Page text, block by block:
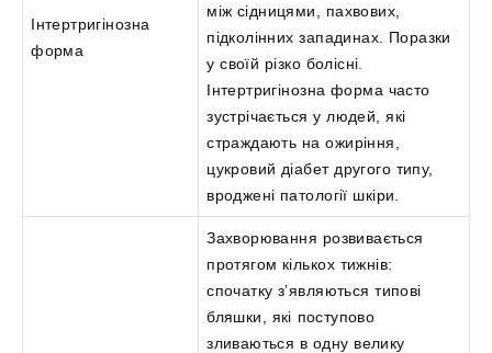
Інтертригінозна
форма
між сідницями, пахвових,
підколінних западинах. Поразки
у своїй різко болісні.
Інтертригінозна форма часто
зустрічається у людей, які
страждають на ожиріння,
цукровий діабет другого типу,
вроджені патології шкіри.
Захворювання розвивається
протягом кількох тижнів:
спочатку з’являються типові
бляшки, які поступово
зливаються в одну велику